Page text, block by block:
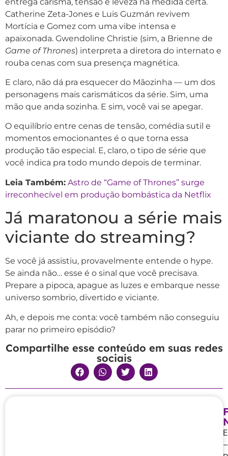
Catherine Zeta-Jones e Luis Guzmán revivem
Mortícia e Gomez com uma vibe intensa e
apaixonada. Gwendoline Christie (sim, a Brienne de
Game of Thrones) interpreta a diretora do internato e
rouba cenas com sua presença magnética.
E claro, não dá pra esquecer do Mãozinha — um dos
personagens mais carismáticos da série. Sim, uma
mão que anda sozinha. E sim, você vai se apegar.
O equilíbrio entre cenas de tensão, comédia sutil e
momentos emocionantes é o que torna essa
produção tão especial. E, claro, o tipo de série que
você indica pra todo mundo depois de terminar.
Leia Também: Astro de “Game of Thrones” surge
irreconhecível em produção bombástica da Netflix
Já maratonou a série mais
viciante do streaming?
Se você já assistiu, provavelmente entende o hype.
Se ainda não… esse é o sinal que você precisava.
Prepare a pipoca, apague as luzes e embarque nesse
universo sombrio, divertido e viciante.
Ah, e depois me conta: você também não conseguiu
parar no primeiro episódio?
Compartilhe esse conteúdo em suas redes
sociais
–